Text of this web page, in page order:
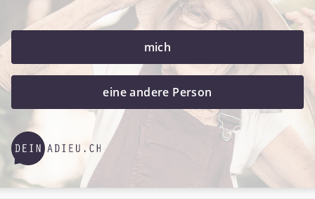
mich
eine andere Person